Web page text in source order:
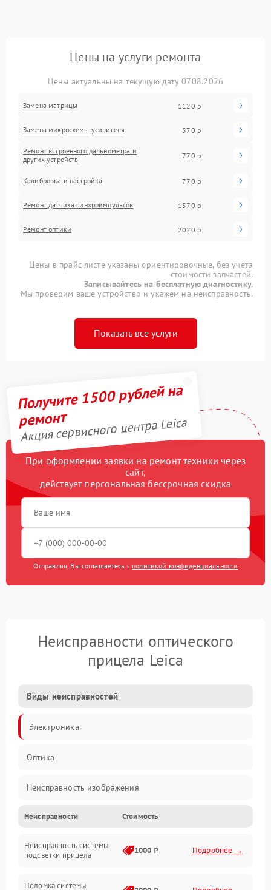
Цены на услуги ремонта
Цены актуальны на текущую дату 07.08.2026
Замена матрицы 1120 р
Замена микросхемы усилителя 570 р
Ремонт встроенного дальнометра и
других устройств
770 р
Калибровка и настройка 770 р
Ремонт датчика синхроимпульсов 1570 р
Ремонт оптики 2020 р
Цены в прайс-листе указаны ориентировочные, без учета
стоимости запчастей.
Записывайтесь на бесплатную диагностику.
Мы проверим ваше устройство и укажем на неисправность.
Показать все услуги
Получите 1500 рублей на
ремонт
Акция сервисного центра Leica
При оформлении заявки на ремонт техники через
сайт,
действует персональная бессрочная скидка
Отправляя, Вы соглашаетесь с политикой конфиденциальности
Неисправности оптического
прицела Leica
Виды неисправностей
Электроника
Оптика
Неисправность изображения
Механические повреждения
Неисправность фокусировки и оптики
Неисправности Стоимость
Неисправность системы
подсветки прицела
1000 ₽ Подробнее →
Поломка системы